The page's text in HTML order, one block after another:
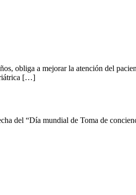
obliga a mejorar la atención del
[…]
del “Día mundial de Toma de